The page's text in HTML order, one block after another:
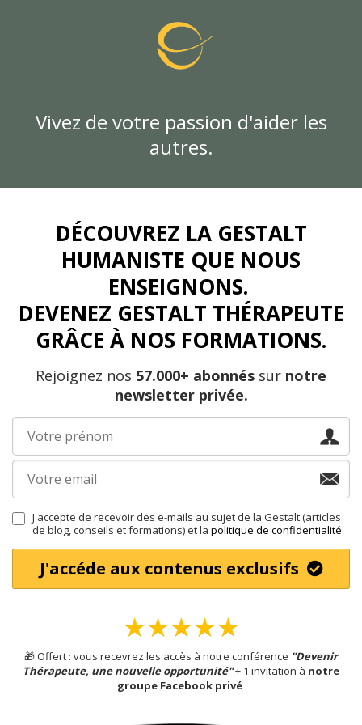
Vivez de votre passion d'aider les
autres.
DÉCOUVREZ LA GESTALT
HUMANISTE QUE NOUS
ENSEIGNONS.
DEVENEZ GESTALT THÉRAPEUTE
GRÂCE À NOS FORMATIONS.
Rejoignez nos 57.000+ abonnés sur notre
newsletter privée.
J'accepte de recevoir des e-mails au sujet de la Gestalt (articles
de blog, conseils et formations) et la politique de confidentialité
J'accéde aux contenus exclusifs
🎁 Offert : vous recevrez les accès à notre conférence "Devenir
Thérapeute, une nouvelle opportunité"+ 1 invitation à notre
groupe Facebook privé